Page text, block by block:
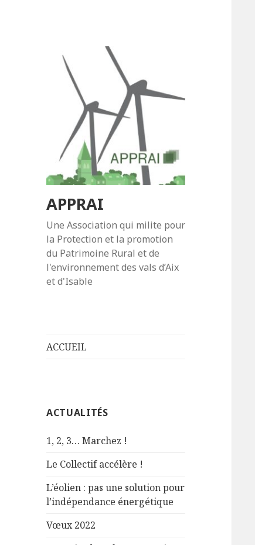
APPRAI
Une Association qui milite pour
la Protection et la promotion
du Patrimoine Rural et de
l'environnement des vals d’Aix
et d'Isable
ACCUEIL
ACTUALITÉS
1, 2, 3… Marchez !
Le Collectif accélère !
L’éolien : pas une solution pour
l’indépendance énergétique
Vœux 2022